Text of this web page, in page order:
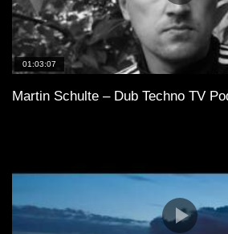
01:03:07
Martin Schulte – Dub Techno TV